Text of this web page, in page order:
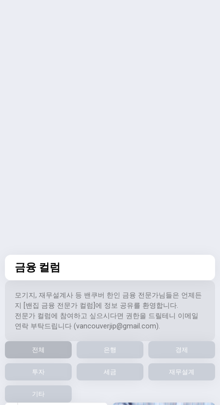
금융 컬럼
모기지, 재무설계사 등 밴쿠버 한인 금융 전문가님들은 언제든
지 [밴집 금융 전문가 컬럼]에 정보 공유를 환영합니다.
전문가 컬럼에 참여하고 싶으시다면 권한을 드릴테니 이메일
연락 부탁드립니다 (vancouverjip@gmail.com).
전체 은행 경제
투자 세금 재무설계
기타